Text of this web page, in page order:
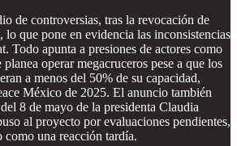
de controversias, tras la revocación de
lo que pone en evidencia las inconsistencias
Todo apunta a presiones de actores como
operar megacruceros pese a que los
a menos del 50% de su capacidad,
México de 2025. El anuncio también
8 de mayo de la presidenta Claudia
al proyecto por evaluaciones pendientes,
como una reacción tardía.